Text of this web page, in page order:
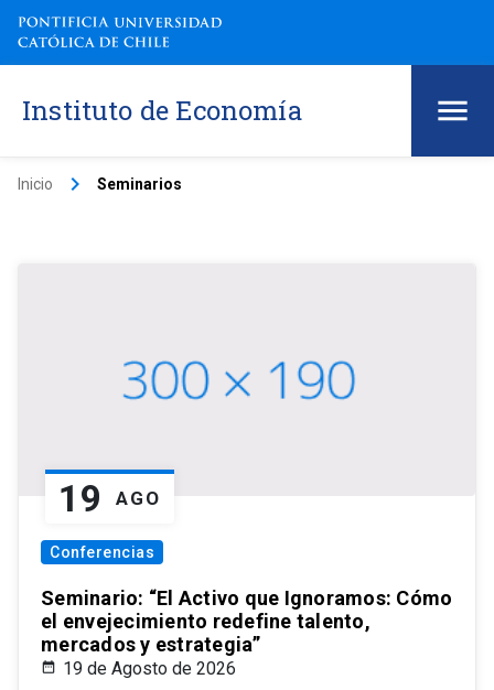
Instituto de Economía
Inicio keyboard_arrow_right Seminarios
19 AGO
Conferencias
Seminario: “El Activo que Ignoramos: Cómo
el envejecimiento redefine talento,
mercados y estrategia”
19 de Agosto de 2026